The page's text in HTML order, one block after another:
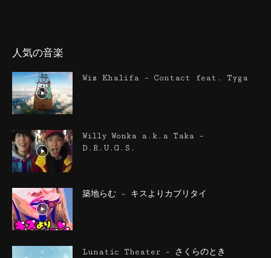
人気の音楽
Wiz Khalifa – Contact feat. Tyga
Willy Wonka a.k.a Taka –
D.R.U.G.S.
築地らむ – キスよりカブリタイ
Lunatic Theater – さくらのとき